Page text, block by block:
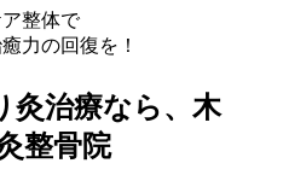
整体で
力の回復を！